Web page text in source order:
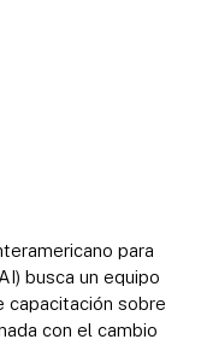
para
busca un equipo
capacitación sobre
con el cambio